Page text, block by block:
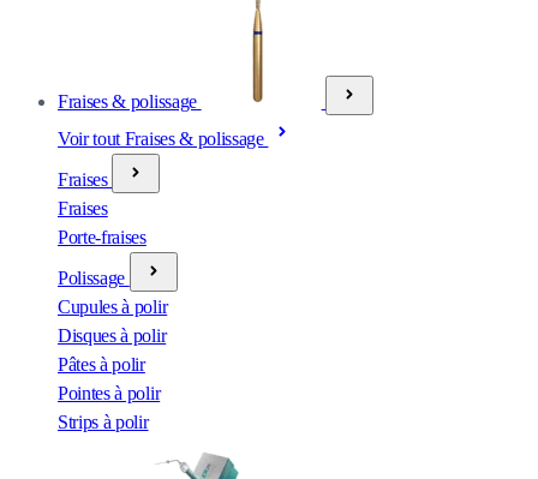
Fraises & polissage
Voir tout Fraises & polissage
Fraises
Fraises
Porte-fraises
Polissage
Cupules à polir
Disques à polir
Pâtes à polir
Pointes à polir
Strips à polir